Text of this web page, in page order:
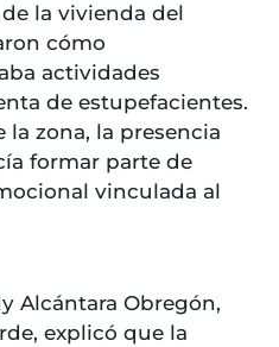
la vivienda del
cómo
actividades
de estupefacientes.
la zona, la presencia
formar parte de
vinculada al
Alcántara Obregón,
explicó que la